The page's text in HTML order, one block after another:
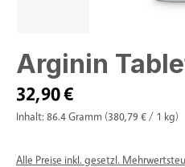
Arginin
32,90 €
Inhalt: 86.4 Gramm (380,79 € / 1 kg)
Alle Preise inkl. gesetzl.